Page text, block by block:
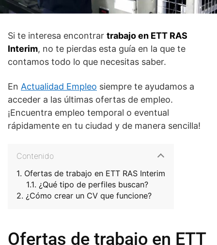
Si te interesa encontrar trabajo en ETT RAS
Interim, no te pierdas esta guía en la que te
contamos todo lo que necesitas saber.
En Actualidad Empleo siempre te ayudamos a
acceder a las últimas ofertas de empleo.
¡Encuentra empleo temporal o eventual
rápidamente en tu ciudad y de manera sencilla!
Contenido
Ofertas de trabajo en ETT RAS Interim
¿Qué tipo de perfiles buscan?
¿Cómo crear un CV que funcione?
Ofertas de trabajo en ETT